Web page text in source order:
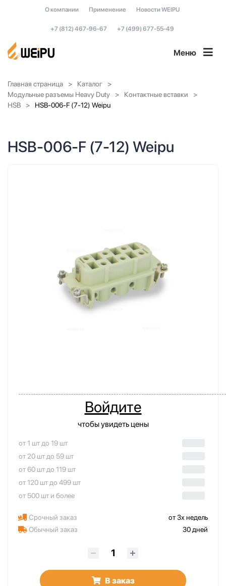
О компании Применение Новости WEIPU
+7 (812) 467-96-67 +7 (499) 677-55-49
Меню
Главная страница
Каталог
Модульные разъемы Heavy Duty
Контактные вставки
HSB
HSB-006-F (7-12) Weipu
HSB-006-F (7-12) Weipu
Войдите
чтобы увидеть цены
от 1 шт до 19 шт
от 20 шт до 59 шт
от 60 шт до 119 шт
от 120 шт до 499 шт
от 500 шт и более
Срочный заказ
от 3х недель
Обычный заказ
30 дней
В заказ